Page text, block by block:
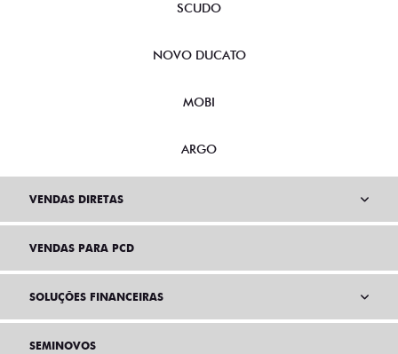
SCUDO
NOVO DUCATO
MOBI
ARGO
VENDAS DIRETAS
VENDAS PARA PCD
SOLUÇÕES FINANCEIRAS
SEMINOVOS